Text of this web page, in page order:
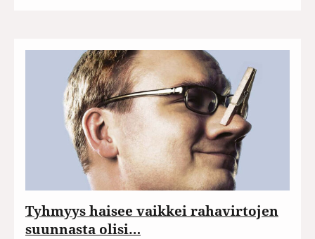
Tyhmyys haisee vaikkei rahavirtojen
suunnasta olisi…